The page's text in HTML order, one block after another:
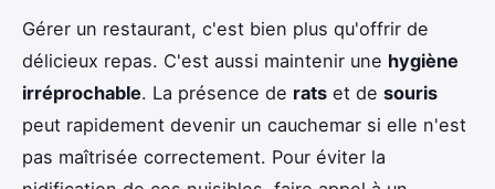
Gérer un restaurant, c'est bien plus qu'offrir de
délicieux repas. C'est aussi maintenir une hygiène
irréprochable. La présence de rats et de souris
peut rapidement devenir un cauchemar si elle n'est
pas maîtrisée correctement. Pour éviter la